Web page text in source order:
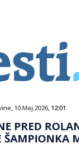
, 10.Maj.2026, 12:01
PRED
ŠAMPIONKA